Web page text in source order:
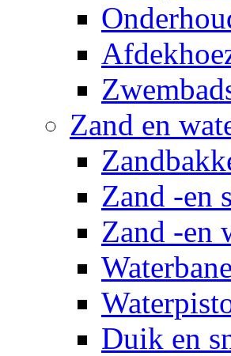
Zand en
Zand -en
Zand -en
Duik en